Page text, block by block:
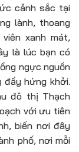
cảnh sắc tại
lành, thoang
xanh mát,
là lúc bạn có
ngực nguồn
đầy hứng khởi.
đô thị Thạch
với ưu tiên
biến nơi đây
phố, nơi mỗi